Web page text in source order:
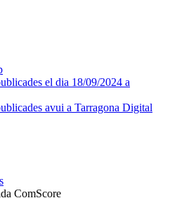
el dia 18/09/2024 a
avui a Tarragona Digital
ComScore